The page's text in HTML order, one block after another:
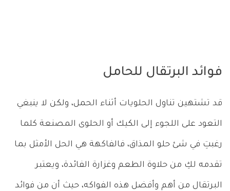
فوائد البرتقال للحامل
قد تشتهين تناول الحلويات أثناء الحمل، ولكن لا ينبغي
التعود على اللجوء إلى الكيك أو الحلوى المصنعة كلما
رغبتِ في شئ حلو المذاق، فالفاكهة هي الحل الأمثل بما
تقدمه لكِ من حلاوة الطعم وغزارة الفائدة، ويعتبر
البرتقال من أهم وأفضل هذه الفواكه، حيث أن من فوائد